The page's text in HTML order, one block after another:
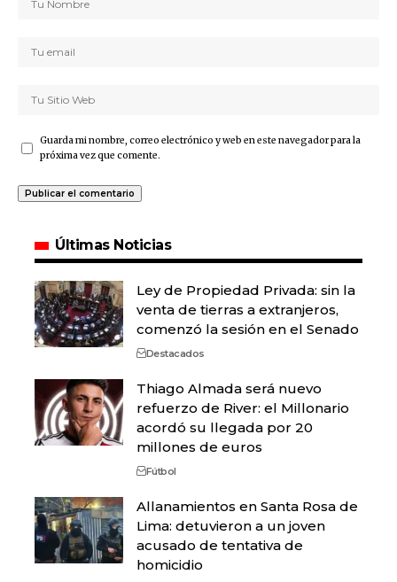
Guarda mi nombre, correo electrónico y web en este navegador para la
próxima vez que comente.
Últimas Noticias
Ley de Propiedad Privada: sin la
venta de tierras a extranjeros,
comenzó la sesión en el Senado
Destacados
Thiago Almada será nuevo
refuerzo de River: el Millonario
acordó su llegada por 20
millones de euros
Fútbol
Allanamientos en Santa Rosa de
Lima: detuvieron a un joven
acusado de tentativa de
homicidio